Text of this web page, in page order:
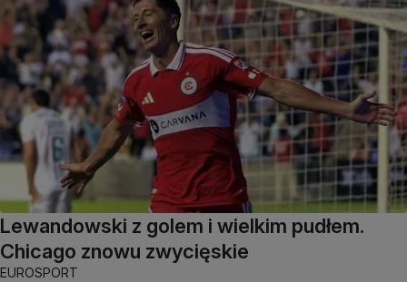
Lewandowski z golem i wielkim pudłem.
Chicago znowu zwycięskie
EUROSPORT